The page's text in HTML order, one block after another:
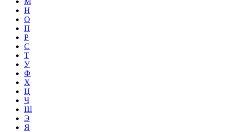
Н
О
П
Р
С
Т
У
Ф
Х
Ц
Ч
Ш
Э
Я